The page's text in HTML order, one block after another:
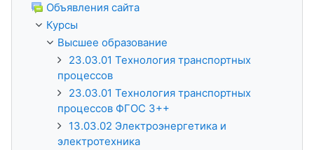
Объявления сайта
Курсы
Высшее образование
23.03.01 Технология транспортных
процессов
23.03.01 Технология транспортных
процессов ФГОС 3++
13.03.02 Электроэнергетика и
электротехника